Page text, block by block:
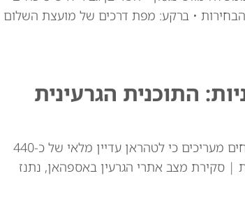
• ברקע: מפת דרכים של מועצת השלום
התוכנית הגרעינית
למרות התקיפות האמריקאיות באתרי ההעשרה המרכזיים, מומחים מעריכים כי לטהראן עדיין מלאי של כ-440
סקירת מצב אתרי הגרעין באספהאן, נתנז